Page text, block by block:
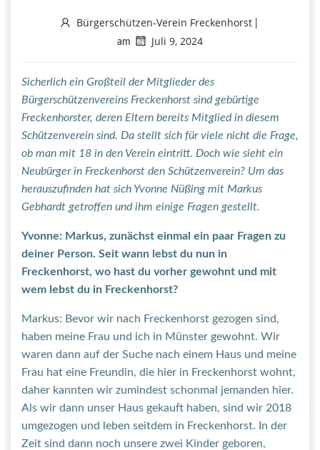
Bürgerschützen-Verein Freckenhorst
am
Juli 9, 2024
Sicherlich ein Großteil der Mitglieder des
Bürgerschützenvereins Freckenhorst sind gebürtige
Freckenhorster, deren Eltern bereits Mitglied in diesem
Schützenverein sind. Da stellt sich für viele nicht die Frage,
ob man mit 18 in den Verein eintritt. Doch wie sieht ein
Neubürger in Freckenhorst den Schützenverein? Um das
herauszufinden hat sich Yvonne Nüßing mit Markus
Gebhardt getroffen und ihm einige Fragen gestellt.
Yvonne: Markus, zunächst einmal ein paar Fragen zu
deiner Person. Seit wann lebst du nun in
Freckenhorst, wo hast du vorher gewohnt und mit
wem lebst du in Freckenhorst?
Markus: Bevor wir nach Freckenhorst gezogen sind,
haben meine Frau und ich in Münster gewohnt. Wir
waren dann auf der Suche nach einem Haus und meine
Frau hat eine Freundin, die hier in Freckenhorst wohnt,
daher kannten wir zumindest schonmal jemanden hier.
Als wir dann unser Haus gekauft haben, sind wir 2018
umgezogen und leben seitdem in Freckenhorst. In der
Zeit sind dann noch unsere zwei Kinder geboren,